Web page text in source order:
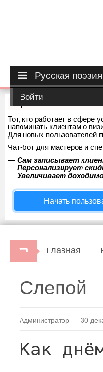
Русская поэзия
Войти
Тот, кто работает в сфере
напоминать клиентам о
Для новых пользователей
Чат-бот для мастеров и
— Сам записывает
— Персонализирует
— Увеличивает
Начать
Главная
Слепой
Администратор 30
Как